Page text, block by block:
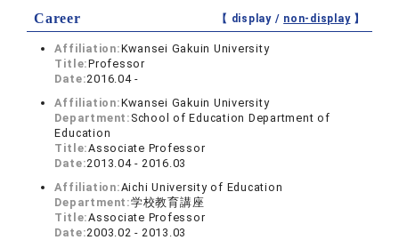
Career 【 display / non-display】
Affiliation:Kwansei Gakuin University
Title:Professor
Date:2016.04 -
Affiliation:Kwansei Gakuin University
Department: School of Education Department of
Education
Title:Associate Professor
Date:2013.04 - 2016.03
Affiliation:Aichi University of Education
Department:学校教育講座
Title:Associate Professor
Date:2003.02 - 2013.03